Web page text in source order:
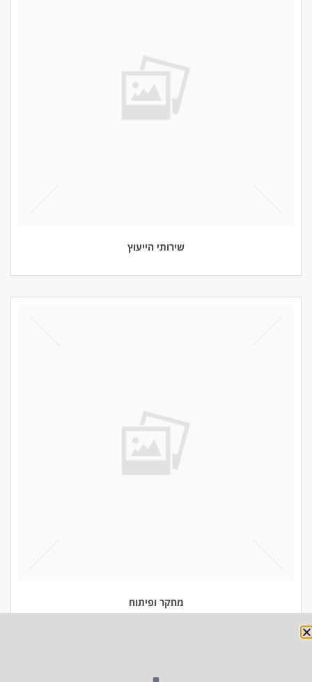
שירותי הייעוץ
מחקר ופיתוח